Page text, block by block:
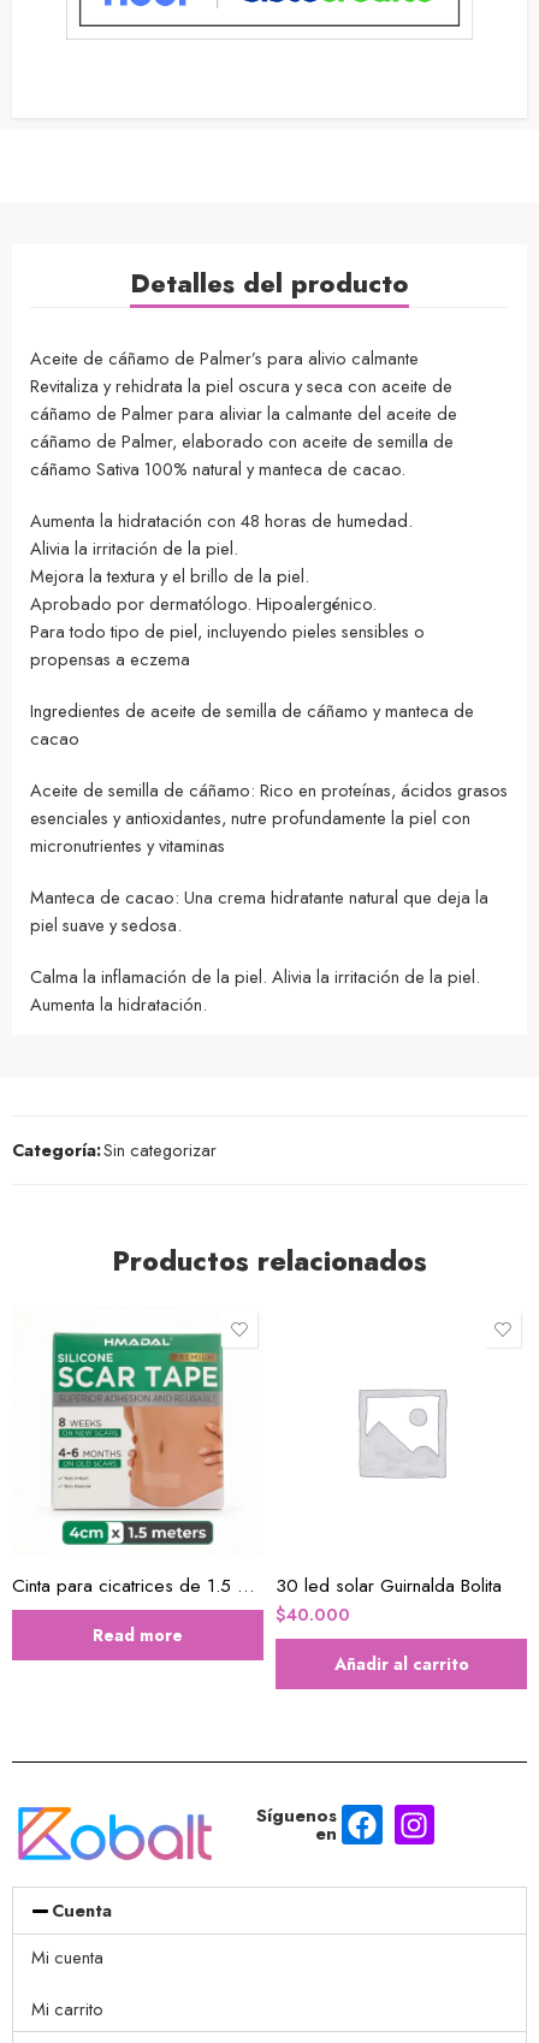
Detalles del producto
Aceite de cáñamo de Palmer’s para alivio calmante
Revitaliza y rehidrata la piel oscura y seca con aceite de
cáñamo de Palmer para aliviar la calmante del aceite de
cáñamo de Palmer, elaborado con aceite de semilla de
cáñamo Sativa 100% natural y manteca de cacao.
Aumenta la hidratación con 48 horas de humedad.
Alivia la irritación de la piel.
Mejora la textura y el brillo de la piel.
Aprobado por dermatólogo. Hipoalergénico.
Para todo tipo de piel, incluyendo pieles sensibles o
propensas a eczema
Ingredientes de aceite de semilla de cáñamo y manteca de
cacao
Aceite de semilla de cáñamo: Rico en proteínas, ácidos grasos
esenciales y antioxidantes, nutre profundamente la piel con
micronutrientes y vitaminas
Manteca de cacao: Una crema hidratante natural que deja la
piel suave y sedosa.
Calma la inflamación de la piel. Alivia la irritación de la piel.
Aumenta la hidratación.
Categoría:Sin categorizar
Productos relacionados
Cinta para cicatrices de 1.5 Metros
Read more
30 led solar Guirnalda Bolita
$40.000
Añadir al carrito
Síguenos
en
Cuenta
Mi cuenta
Mi carrito